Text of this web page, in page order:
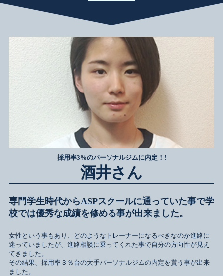
採用率3%のパーソナルジムに内定！!
酒井さん
専門学生時代からASPスクールに通っていた事で学
校では優秀な成績を修める事が出来ました。
女性という事もあり、どのようなトレーナーになるべきなのか進路に
迷っていましたが、進路相談に乗ってくれた事で自分の方向性が見え
てきました。
その結果、採用率３％台の大手パーソナルジムの内定を貰う事が出来
ました。